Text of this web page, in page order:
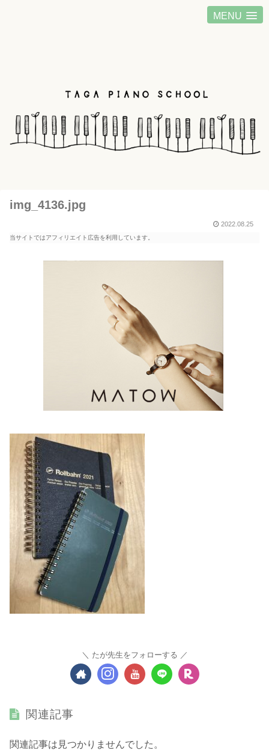
MENU
img_4136.jpg
2022.08.25
当サイトではアフィリエイト広告を利用しています。
たが先生をフォローする
関連記事
関連記事は見つかりませんでした。